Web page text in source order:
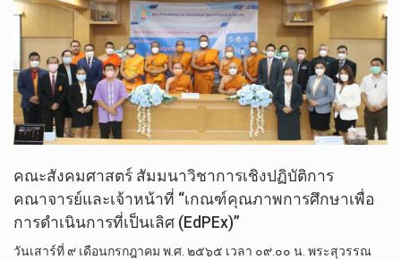
คณะสังคมศาสตร์ สัมมนาวิชาการเชิงปฏิบัติการ
คณาจารย์และเจ้าหน้าที่ “เกณฑ์คุณภาพการศึกษาเพื่อ
การดำเนินการที่เป็นเลิศ (EdPEx)”
วันเสาร์ที่ ๙ เดือนกรกฎาคม พ.ศ. ๒๕๖๕ เวลา ๐๙.๐๐ น. พระสุวรรณ